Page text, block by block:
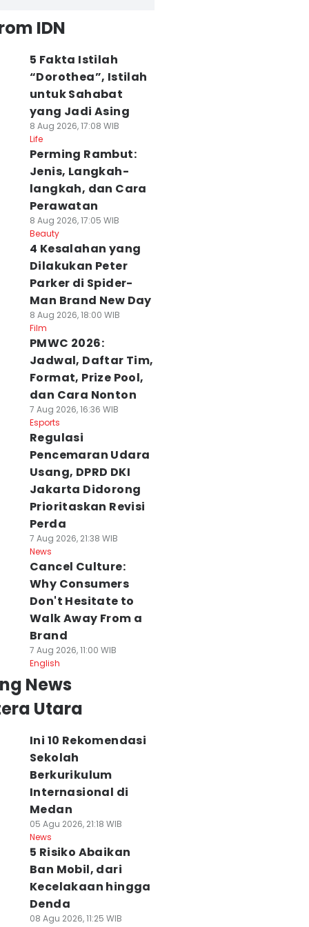
IDN
5 Fakta Istilah
“Dorothea”, Istilah
untuk Sahabat
yang Jadi Asing
8 Aug 2026, 17:08 WIB
Life
Perming Rambut:
Jenis, Langkah-
langkah, dan Cara
Perawatan
8 Aug 2026, 17:05 WIB
Beauty
4 Kesalahan yang
Dilakukan Peter
Parker di Spider-
Man Brand New Day
8 Aug 2026, 18:00 WIB
Film
PMWC 2026:
Jadwal, Daftar Tim,
Format, Prize Pool,
dan Cara Nonton
7 Aug 2026, 16:36 WIB
Esports
Regulasi
Pencemaran Udara
Usang, DPRD DKI
Jakarta Didorong
Prioritaskan Revisi
Perda
7 Aug 2026, 21:38 WIB
News
Cancel Culture:
Why Consumers
Don't Hesitate to
Walk Away From a
Brand
7 Aug 2026, 11:00 WIB
English
News
Utara
Ini 10 Rekomendasi
Sekolah
Berkurikulum
Internasional di
Medan
05 Agu 2026, 21:18 WIB
News
5 Risiko Abaikan
Ban Mobil, dari
Kecelakaan hingga
Denda
08 Agu 2026, 11:25 WIB